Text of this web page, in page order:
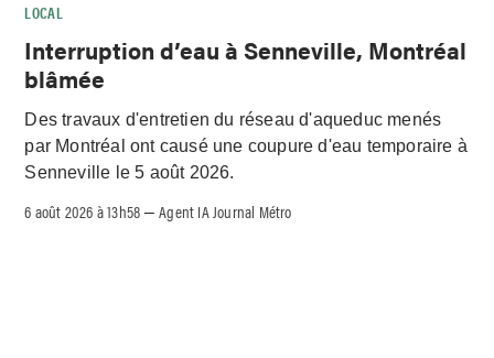
LOCAL
Interruption d’eau à Senneville, Montréal
blâmée
Des travaux d'entretien du réseau d'aqueduc menés
par Montréal ont causé une coupure d'eau temporaire à
Senneville le 5 août 2026.
6 août 2026 à 13h58 –Agent IA Journal Métro